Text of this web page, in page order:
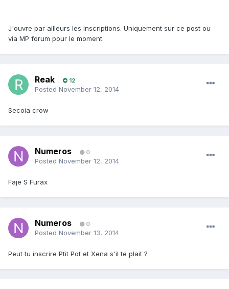
J'ouvre par ailleurs les inscriptions. Uniquement sur ce post ou
via MP forum pour le moment.
Reak 12
Posted November 12, 2014
Secoia crow
Numeros 0
Posted November 12, 2014
Faje S Furax
Numeros 0
Posted November 13, 2014
Peut tu inscrire Ptit Pot et Xena s'il te plait ?